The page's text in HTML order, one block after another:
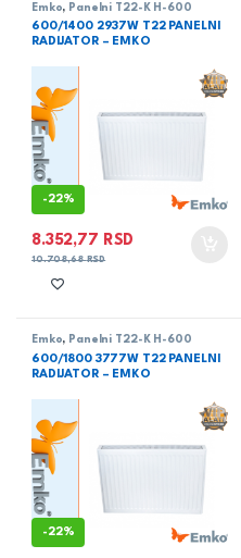
Emko, Panelni T22-K H-600
600/1400 2937W T22 PANELNI
RADIJATOR – EMKO
-22%
8.352,77 RSD
10.708,68RSD
Emko, Panelni T22-K H-600
600/1800 3777W T22 PANELNI
RADIJATOR – EMKO
-22%